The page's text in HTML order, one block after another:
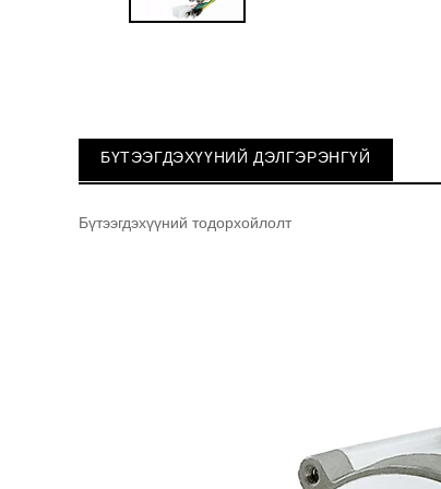
БҮТЭЭГДЭХҮҮНИЙ ДЭЛГЭРЭНГҮЙ
Бүтээгдэхүүний тодорхойлолт